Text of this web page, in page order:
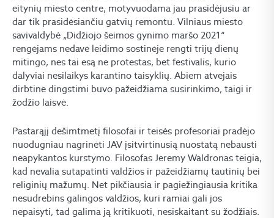
eitynių miesto centre, motyvuodama jau prasidėjusiu ar
dar tik prasidėsiančiu gatvių remontu. Vilniaus miesto
savivaldybė „Didžiojo šeimos gynimo maršo 2021“
rengėjams nedavė leidimo sostinėje rengti trijų dienų
mitingo, nes tai esą ne protestas, bet festivalis, kurio
dalyviai nesilaikys karantino taisyklių. Abiem atvejais
dirbtine dingstimi buvo pažeidžiama susirinkimo, taigi ir
žodžio laisvė.
Pastarąjį dešimtmetį filosofai ir teisės profesoriai pradėjo
nuodugniau nagrinėti JAV įsitvirtinusią nuostatą nebausti
neapykantos kurstymo. Filosofas Jeremy Waldronas teigia,
kad nevalia sutapatinti valdžios ir pažeidžiamų tautinių bei
religinių mažumų. Net pikčiausia ir pagiežingiausia kritika
nesudrebins galingos valdžios, kuri ramiai gali jos
nepaisyti, tad galima ją kritikuoti, nesiskaitant su žodžiais.